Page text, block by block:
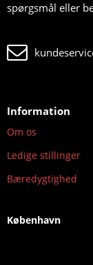
spørgsmål eller
Information
Om os
Ledige stillinger
Bæredygtighed
København